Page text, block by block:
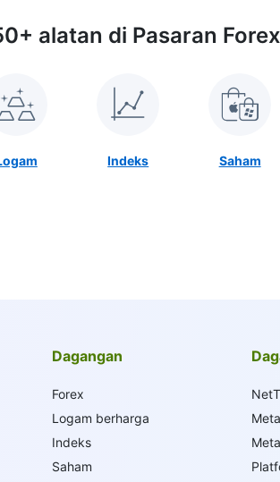
alatan di Pasaran
Indeks Saham
Dagangan
Forex
Logam berharga
Indeks
Saham